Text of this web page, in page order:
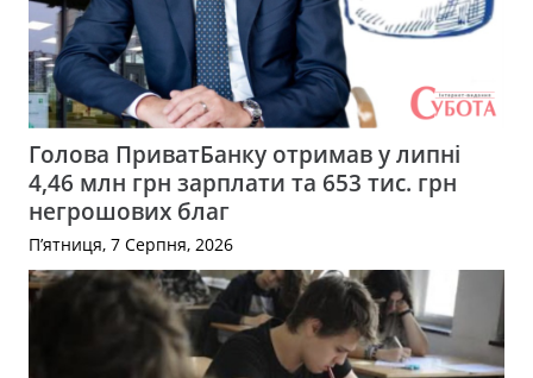
Голова ПриватБанку отримав у липні
4,46 млн грн зарплати та 653 тис. грн
негрошових благ
П’ятниця, 7 Серпня, 2026